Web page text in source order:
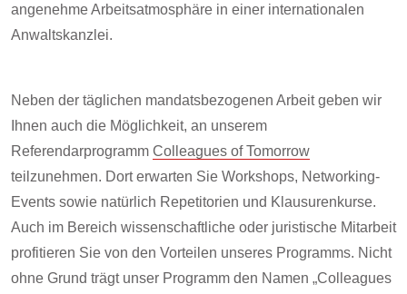
angenehme Arbeitsatmosphäre in einer internationalen
Anwaltskanzlei.
Neben der täglichen mandatsbezogenen Arbeit geben wir
Ihnen auch die Möglichkeit, an unserem
Referendarprogramm Colleagues of Tomorrow
teilzunehmen. Dort erwarten Sie Workshops, Networking-
Events sowie natürlich Repetitorien und Klausurenkurse.
Auch im Bereich wissenschaftliche oder juristische Mitarbeit
profitieren Sie von den Vorteilen unseres Programms. Nicht
ohne Grund trägt unser Programm den Namen „Colleagues